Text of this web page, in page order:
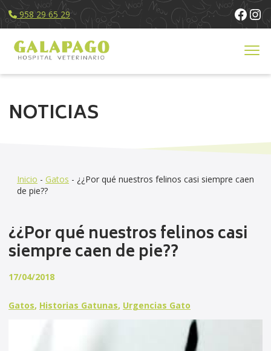
958 29 65 29
Equipo Humano
NOTICIAS
Inicio - Gatos - ¿¿Por qué nuestros felinos casi siempre caen
de pie??
¿¿Por qué nuestros felinos casi
siempre caen de pie??
17/04/2018
Gatos, Historias Gatunas, Urgencias Gato